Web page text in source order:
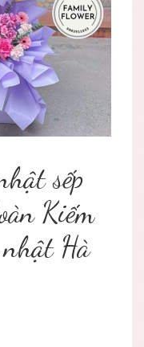
sếp
Kiếm
Hà